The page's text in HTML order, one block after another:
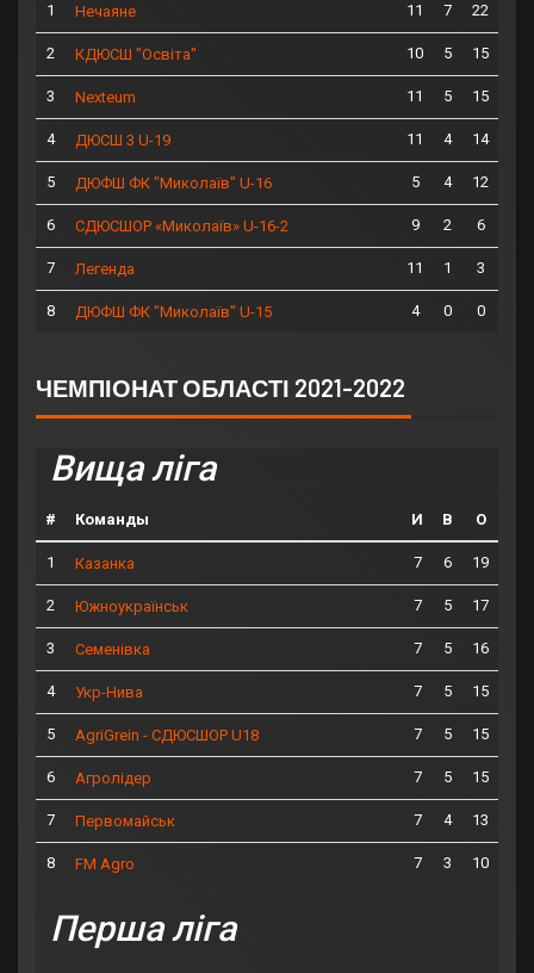
1 Нечаяне 11 7 22
2 КДЮСШ "Освіта" 10 5 15
3 Nexteum 11 5 15
4 ДЮСШ 3 U-19 11 4 14
5 ДЮФШ ФК "Миколаїв" U-16 5 4 12
6 СДЮСШОР «Миколаїв» U-16-2 9 2 6
7 Легенда 11 1 3
8 ДЮФШ ФК "Миколаїв" U-15 4 0 0
ЧЕМПІОНАТ ОБЛАСТІ 2021-2022
Вища ліга
# Команды И В О
1 Казанка 7 6 19
2 Южноукраїнськ 7 5 17
3 Семенівка 7 5 16
4 Укр-Нива 7 5 15
5 AgriGrein - СДЮСШОР U18 7 5 15
6 Агролідер 7 5 15
7 Первомайськ 7 4 13
8 FM Agro 7 3 10
Перша ліга